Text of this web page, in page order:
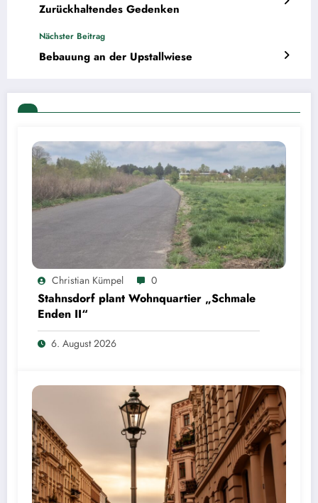
Zurückhaltendes Gedenken
Nächster Beitrag
Bebauung an der Upstallwiese
Christian Kümpel 0
Stahnsdorf plant Wohnquartier „Schmale
Enden II“
6. August 2026